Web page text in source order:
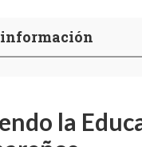
información
la